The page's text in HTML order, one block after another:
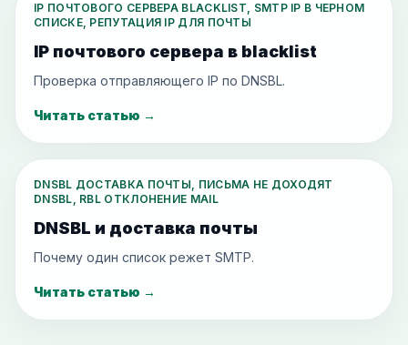
IP ПОЧТОВОГО СЕРВЕРА BLACKLIST, SMTP IP В ЧЕРНОМ
СПИСКЕ, РЕПУТАЦИЯ IP ДЛЯ ПОЧТЫ
IP почтового сервера в blacklist
Проверка отправляющего IP по DNSBL.
Читать статью →
DNSBL ДОСТАВКА ПОЧТЫ, ПИСЬМА НЕ ДОХОДЯТ
DNSBL, RBL ОТКЛОНЕНИЕ MAIL
DNSBL и доставка почты
Почему один список режет SMTP.
Читать статью →